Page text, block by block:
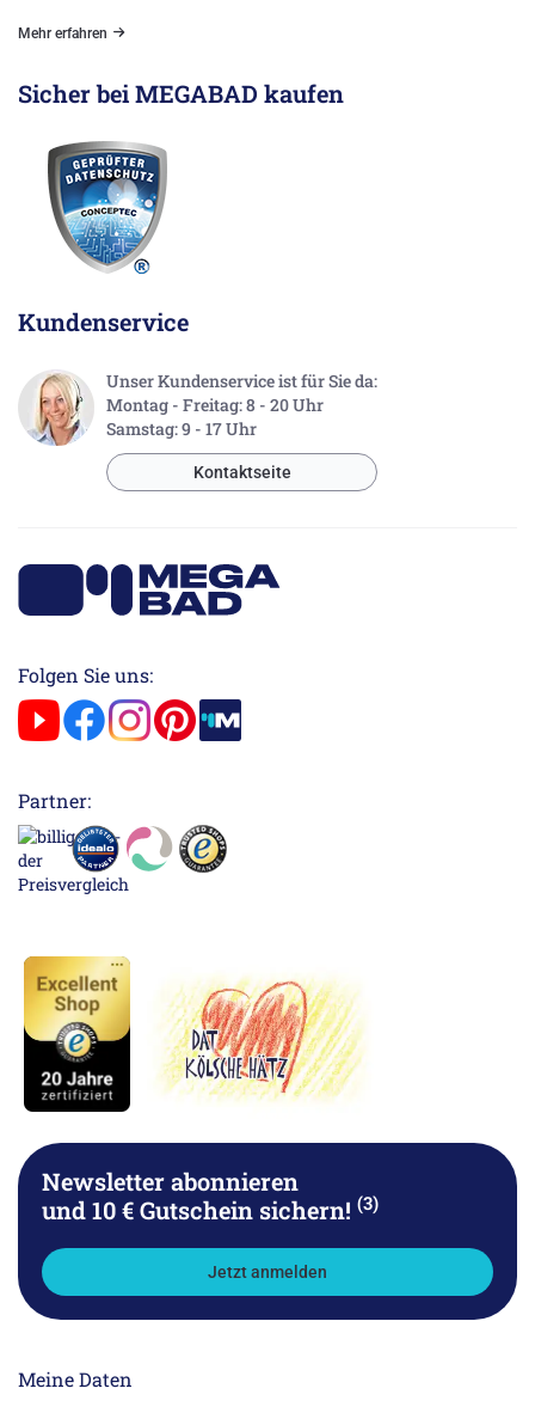
Mehr erfahren
Sicher bei MEGABAD kaufen
Kundenservice
Unser Kundenservice ist für Sie da:
Montag - Freitag: 8 - 20 Uhr
Samstag: 9 - 17 Uhr
Kontaktseite
Folgen Sie uns:
Partner:
Newsletter abonnieren
und 10 € Gutschein sichern! (3)
Jetzt anmelden
Meine Daten